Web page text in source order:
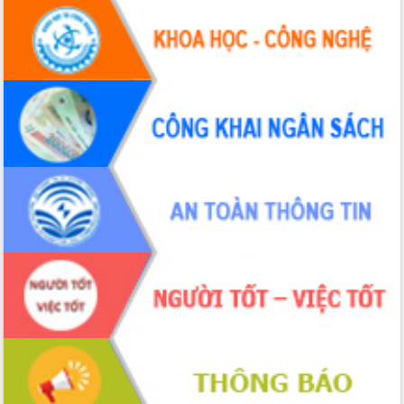
hiện nhiệm vụ quản lý tài sản công
hàng tuần
Tháo gỡ những vướng mắc, đẩy mạnh
công tác cải cách thủ tục hành chính
tại Trung tâm Phục vụ hành chính
công tỉnh
Đắk Lắk: Tôn vinh 46 giải pháp tại Hội
thi Sáng tạo Kỹ thuật 2024 - 2025
Đắk Lắk rà soát, điều chỉnh Đề án 190
về phát triển nuôi trồng thủy sản
Phó Chủ tịch UBND tỉnh Đắk Lắk
Trương Công Thái kiểm tra thực địa
Dự án cao tốc Khánh Hòa - Buôn Ma
Thuột
Định vị cà phê Việt Nam như một “di
sản sống” trong dòng chảy toàn cầu
Xây dựng nông thôn mới: Nâng cao đời
sống người dân từ những mô hình thiết
thực
Quyết liệt tháo gỡ vướng mắc, đẩy